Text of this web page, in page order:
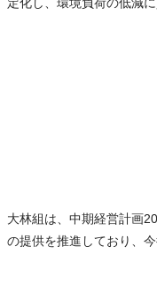
大林組は、中期経営計画
の提供を推進しており、